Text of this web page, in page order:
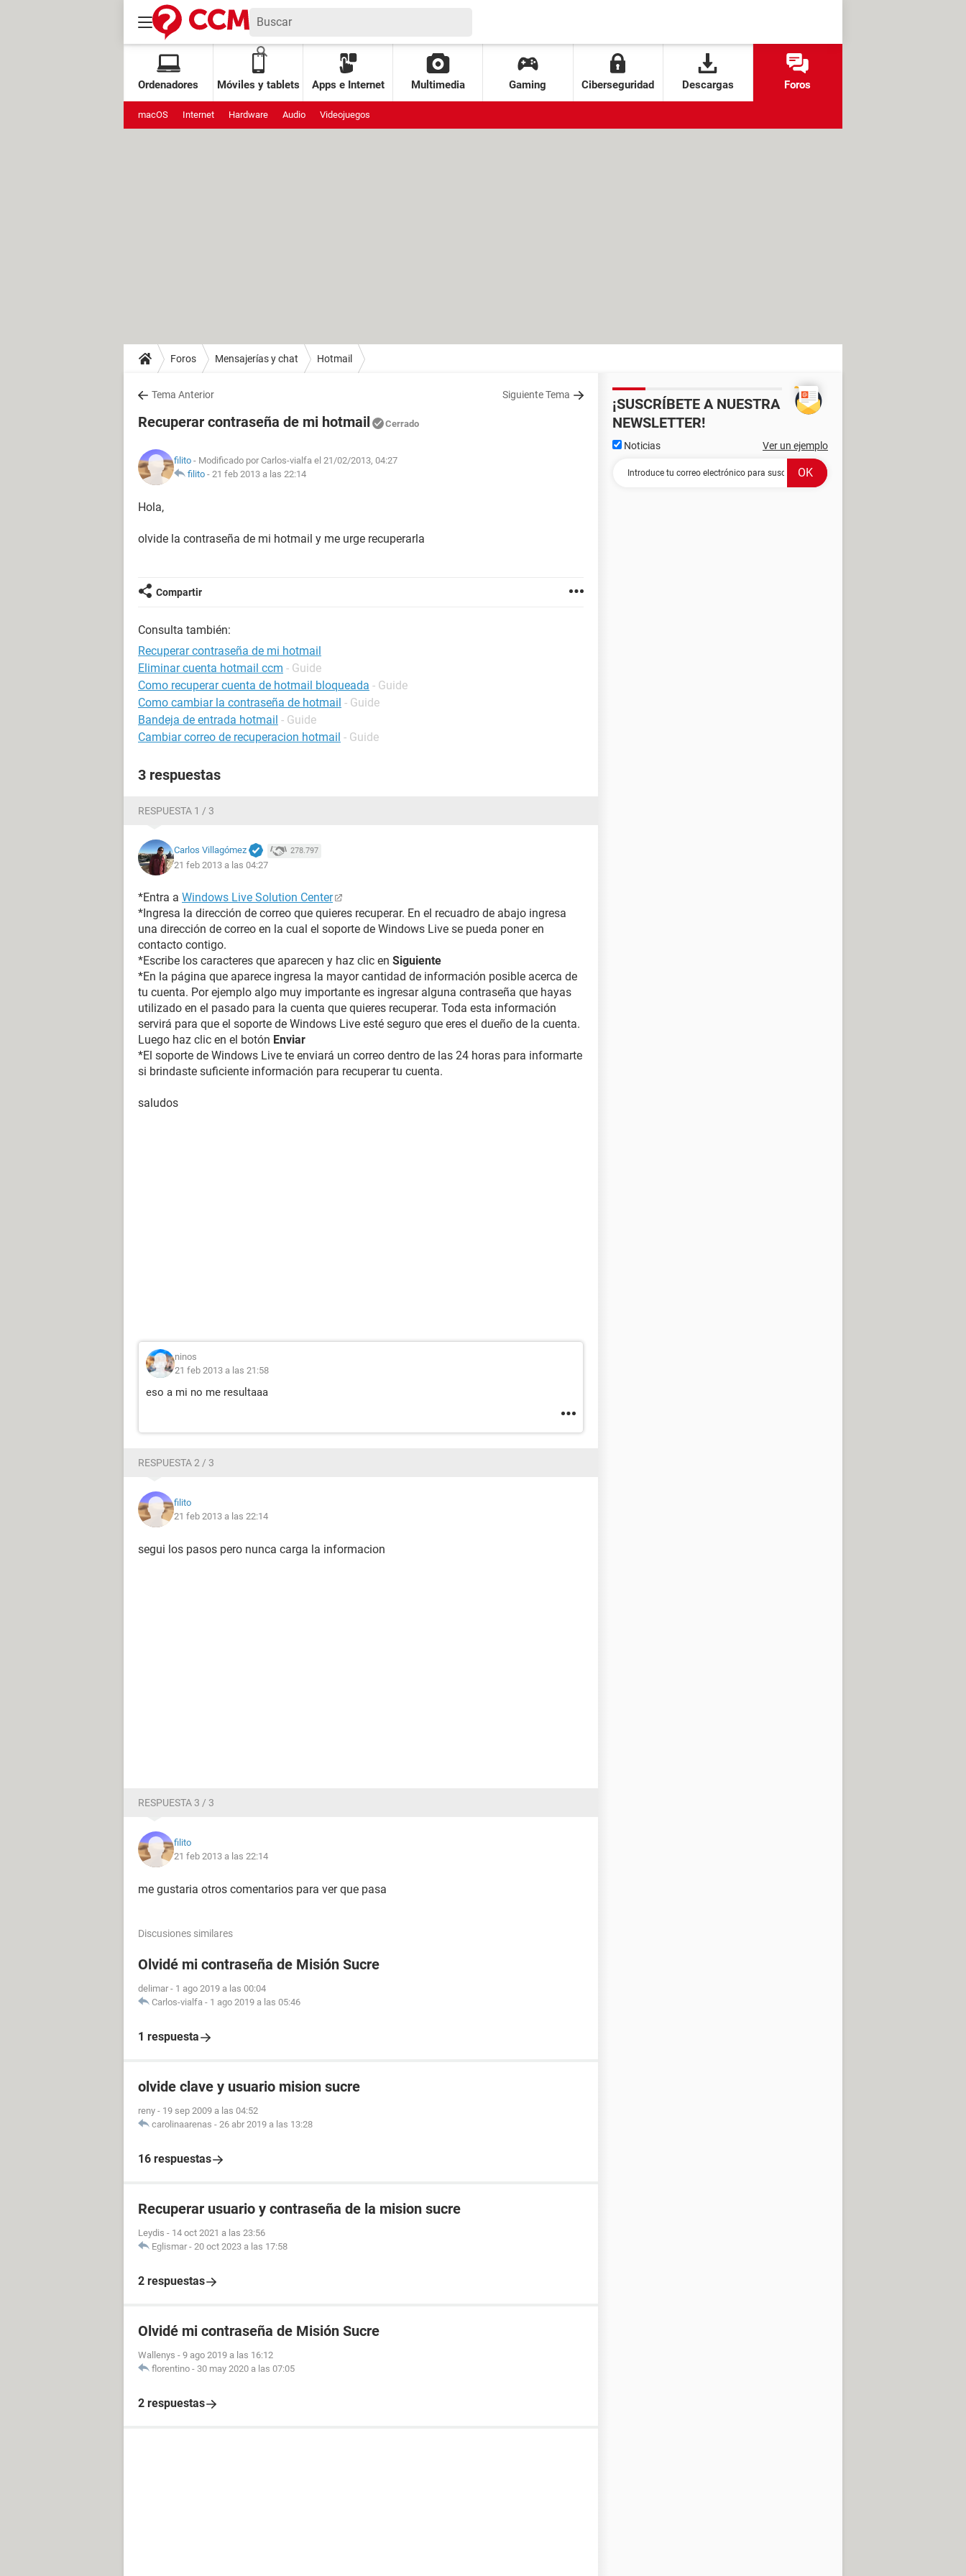
Ordenadores Móviles y tablets Apps e Internet Multimedia Gaming Ciberseguridad Descargas Foros
macOS Internet Hardware Audio Videojuegos
Foros Mensajerías y chat Hotmail
Tema Anterior Siguiente Tema
Recuperar contraseña de mi hotmail Cerrado
filito - Modificado por Carlos-vialfa el 21/02/2013, 04:27
filito - 21 feb 2013 a las 22:14
Hola,
olvide la contraseña de mi hotmail y me urge recuperarla
Compartir
Consulta también:
Recuperar contraseña de mi hotmail
Eliminar cuenta hotmail ccm - Guide
Como recuperar cuenta de hotmail bloqueada - Guide
Como cambiar la contraseña de hotmail - Guide
Bandeja de entrada hotmail - Guide
Cambiar correo de recuperacion hotmail - Guide
3 respuestas
RESPUESTA 1 / 3
Carlos Villagómez 278.797
21 feb 2013 a las 04:27
*Entra a Windows Live Solution Center
*Ingresa la dirección de correo que quieres recuperar. En el recuadro de abajo ingresa
una dirección de correo en la cual el soporte de Windows Live se pueda poner en
contacto contigo.
*Escribe los caracteres que aparecen y haz clic en Siguiente
*En la página que aparece ingresa la mayor cantidad de información posible acerca de
tu cuenta. Por ejemplo algo muy importante es ingresar alguna contraseña que hayas
utilizado en el pasado para la cuenta que quieres recuperar. Toda esta información
servirá para que el soporte de Windows Live esté seguro que eres el dueño de la cuenta.
Luego haz clic en el botón Enviar
*El soporte de Windows Live te enviará un correo dentro de las 24 horas para informarte
si brindaste suficiente información para recuperar tu cuenta.
saludos
ninos
21 feb 2013 a las 21:58
eso a mi no me resultaaa
RESPUESTA 2 / 3
filito
21 feb 2013 a las 22:14
segui los pasos pero nunca carga la informacion
RESPUESTA 3 / 3
filito
21 feb 2013 a las 22:14
me gustaria otros comentarios para ver que pasa
Discusiones similares
Olvidé mi contraseña de Misión Sucre
delimar - 1 ago 2019 a las 00:04
Carlos-vialfa - 1 ago 2019 a las 05:46
1 respuesta
olvide clave y usuario mision sucre
reny - 19 sep 2009 a las 04:52
carolinaarenas - 26 abr 2019 a las 13:28
16 respuestas
Recuperar usuario y contraseña de la mision sucre
Leydis - 14 oct 2021 a las 23:56
Eglismar - 20 oct 2023 a las 17:58
2 respuestas
Olvidé mi contraseña de Misión Sucre
Wallenys - 9 ago 2019 a las 16:12
florentino - 30 may 2020 a las 07:05
2 respuestas
¡SUSCRÍBETE A NUESTRA
NEWSLETTER!
Noticias Ver un ejemplo